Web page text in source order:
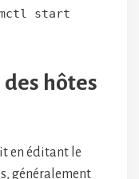
start
hôtes
en éditant le
généralement